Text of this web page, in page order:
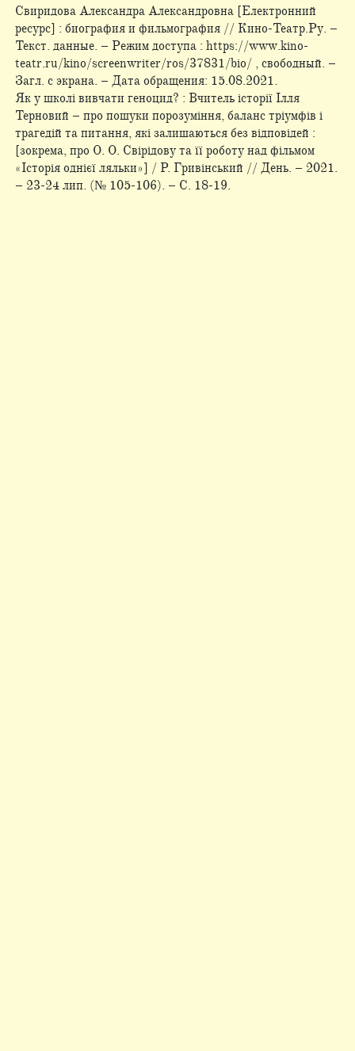
Свиридова Александра Александровна [Електронний
ресурс] : биография и фильмография // Кино-Театр.Ру. –
Текст. данные. – Режим доступа : https://www.kino-
teatr.ru/kino/screenwriter/ros/37831/bio/ , свободный. –
Загл. с экрана. – Дата обращения: 15.08.2021.
Як у школі вивчати геноцид? : Вчитель історії Ілля
Терновий – про пошуки порозуміння, баланс тріумфів і
трагедій та питання, які залишаються без відповідей :
[зокрема, про О. О. Свірідову та її роботу над фільмом
«Історія однієї ляльки»] / Р. Гривінський // День. – 2021.
– 23-24 лип. (№ 105-106). – С. 18-19.